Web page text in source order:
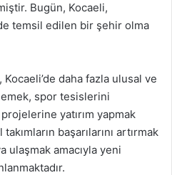
Bugün, Kocaeli,
temsil edilen bir şehir olma
daha fazla ulusal ve
spor tesislerini
yatırım yapmak
başarılarını artırmak
ulaşmak amacıyla yeni